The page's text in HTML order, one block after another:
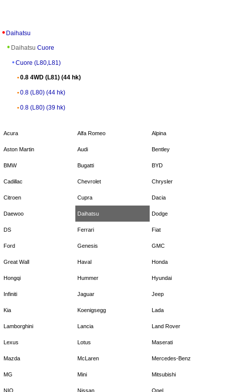
Daihatsu
Daihatsu Cuore
Cuore (L80,L81)
0.8 4WD (L81) (44 hk)
0.8 (L80) (44 hk)
0.8 (L80) (39 hk)
Acura Alfa Romeo Alpina
Aston Martin Audi Bentley
BMW Bugatti BYD
Cadillac Chevrolet Chrysler
Citroen Cupra Dacia
Daewoo Daihatsu Dodge
DS Ferrari Fiat
Ford Genesis GMC
Great Wall Haval Honda
Hongqi Hummer Hyundai
Infiniti Jaguar Jeep
Kia Koenigsegg Lada
Lamborghini Lancia Land Rover
Lexus Lotus Maserati
Mazda McLaren Mercedes-Benz
MG Mini Mitsubishi
NIO Nissan Opel